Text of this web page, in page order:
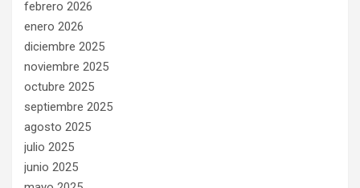
febrero 2026
enero 2026
diciembre 2025
noviembre 2025
octubre 2025
septiembre 2025
agosto 2025
julio 2025
junio 2025